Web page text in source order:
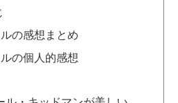
の感想まとめ
の個人的感想